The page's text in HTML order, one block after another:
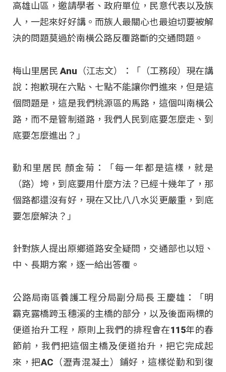
高雄山區，邀請學者、政府單位，民意代表以及族
人，一起來好好講。而族人最關心也最迫切要被解
決的問題莫過於南橫公路反覆路斷的交通問題。
梅山里居民 Anu（江志文）：「（工務段）現在講
說：抱歉現在六點、七點不能讓你們進來，但是這
個問題是，這是我們桃源區的馬路，這個叫南橫公
路，而不是管制道路，我們人民到底要怎麼走、到
底要怎麼進出？」
勤和里居民 顏金菊：「每一年都是這樣，就是
（路）垮，到底要用什麼方法？已經十幾年了，那
個路都還沒有好，現在又比八八水災更嚴重，到底
要怎麼解決？」
針對族人提出原鄉道路安全疑問，交通部也以短、
中、長期方案，逐一給出答覆。
公路局南區養護工程分局副分局長 王慶雄：「明
霸克露橋跨玉穗溪的主橋的部分，以及後面兩標的
便道抬升工程，原則上我們的排程會在115年的春
節前，我們把這個主橋及便道抬升，把它完成起
來，把AC（瀝青混凝土）鋪好，這樣從勤和到復